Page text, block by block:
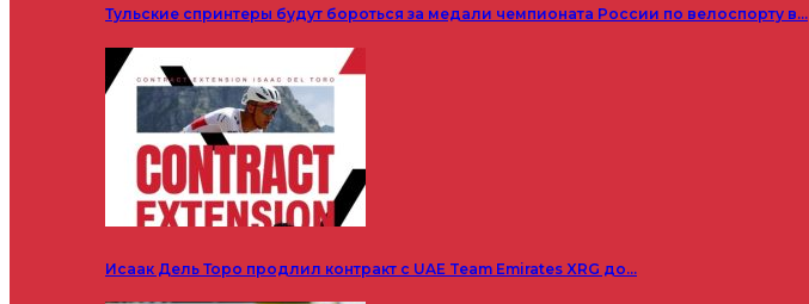
Тульские спринтеры будут бороться за медали чемпионата России по велоспорту в…
Исаак Дель Торо продлил контракт с UAE Team Emirates XRG до…